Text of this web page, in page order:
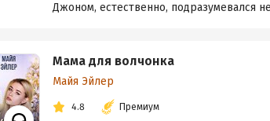
Джоном, естественно, подразумевался
Мама для волчонка
Майя Эйлер
4.8 Премиум